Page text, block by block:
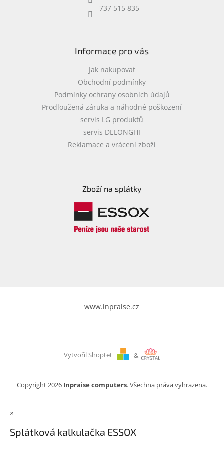
y
i
s
u
737 515 835
Informace pro vás
Jak nakupovat
Obchodní podmínky
Podmínky ochrany osobních údajů
Prodloužená záruka a náhodné poškození
servis LG produktů
servis DELONGHI
Reklamace a vrácení zboží
Zboží na splátky
www.inpraise.cz
Vytvořil Shoptet &
Copyright 2026 Inpraise computers. Všechna práva vyhrazena.
×
Splátková kalkulačka ESSOX